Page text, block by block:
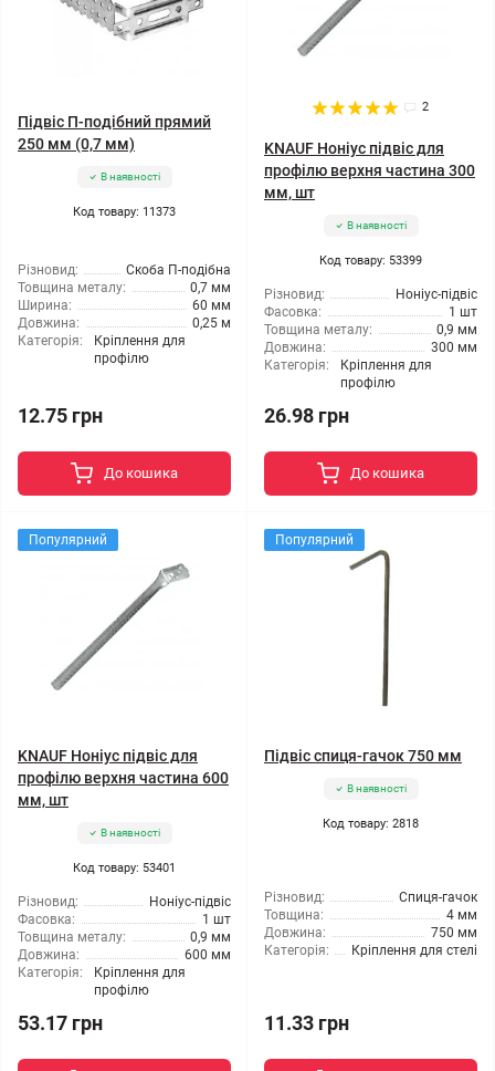
Підвіс П-подібний прямий
250 мм (0,7 мм)
В наявності
Код товару: 11373
Різновид:
Скоба П-подібна
Товщина металу:
0,7 мм
Ширина:
60 мм
Довжина:
0,25 м
Категорія:
Кріплення для
профілю
12.75 грн
До кошика
2
KNAUF Ноніус підвіс для
профілю верхня частина 300
мм, шт
В наявності
Код товару: 53399
Різновид:
Ноніус-підвіс
Фасовка:
1 шт
Товщина металу:
0,9 мм
Довжина:
300 мм
Категорія:
Кріплення для
профілю
26.98 грн
До кошика
Популярний
KNAUF Ноніус підвіс для
профілю верхня частина 600
мм, шт
В наявності
Код товару: 53401
Різновид:
Ноніус-підвіс
Фасовка:
1 шт
Товщина металу:
0,9 мм
Довжина:
600 мм
Категорія:
Кріплення для
профілю
53.17 грн
Популярний
Підвіс спиця-гачок 750 мм
В наявності
Код товару: 2818
Різновид:
Спиця-гачок
Товщина:
4 мм
Довжина:
750 мм
Категорія:
Кріплення для стелі
11.33 грн